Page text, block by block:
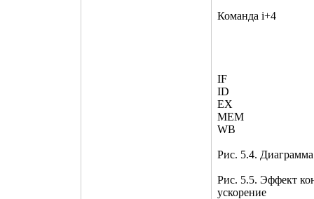
Команда i+4
IF
ID
EX
MEM
WB
Рис. 5.4.
Рис. 5.5. Эффект
ускорение